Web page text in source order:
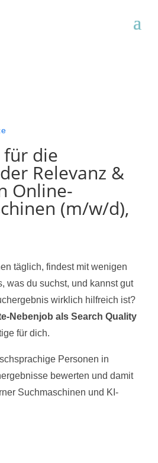
die
Relevanz &
Online-
(m/w/d),
täglich, findest mit wenigen
was du suchst, und kannst gut
wirklich hilfreich ist?
Nebenjob als Search Quality
für dich.
Personen in
bewerten und damit
Suchmaschinen und KI-